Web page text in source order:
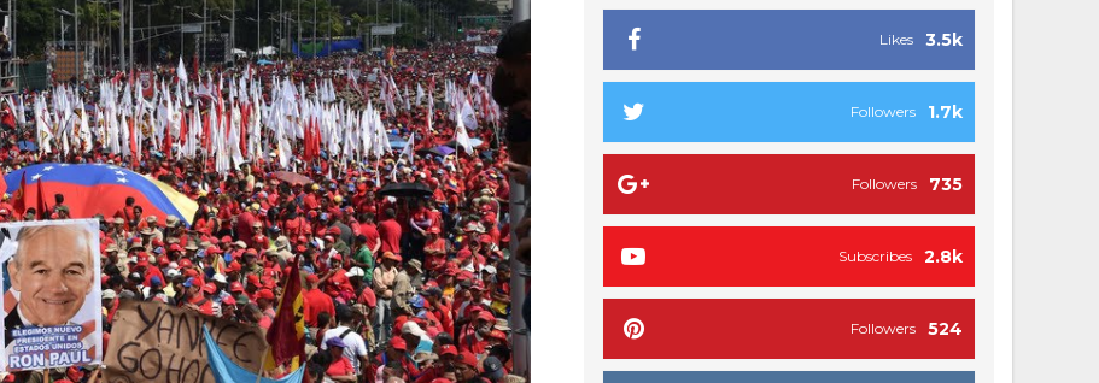
3.5k
Likes
1.7k
Followers
735
Followers
2.8k
Subscribes
524
Followers